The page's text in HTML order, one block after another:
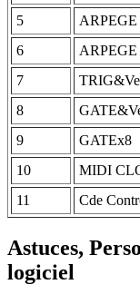
5
6
7
8
9
GATEx8
10
MIDI
11
Cde
Astuces,
logiciel